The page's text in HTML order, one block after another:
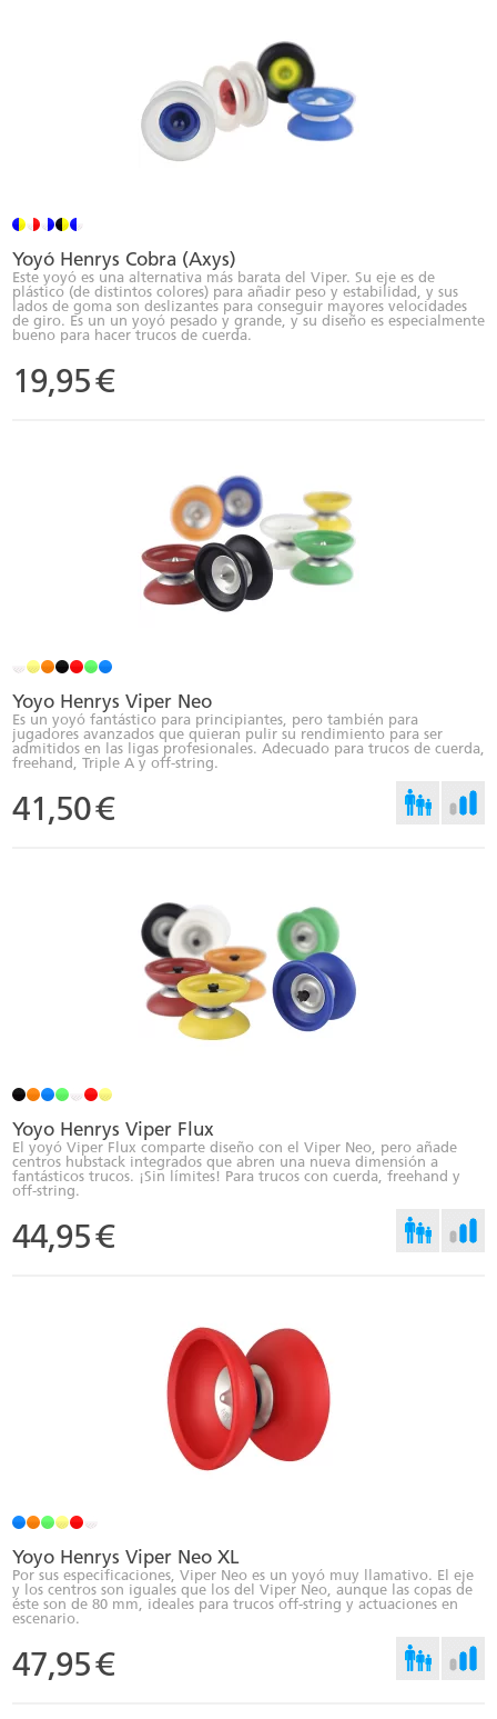
Yoyó Henrys Cobra (Axys)
Este yoyó es una alternativa más barata del Viper. Su eje es de
plástico (de distintos colores) para añadir peso y estabilidad, y sus
lados de goma son deslizantes para conseguir mayores velocidades
de giro. Es un un yoyó pesado y grande, y su diseño es especialmente
bueno para hacer trucos de cuerda.
19,95€
Yoyo Henrys Viper Neo
Es un yoyó fantástico para principiantes, pero también para
jugadores avanzados que quieran pulir su rendimiento para ser
admitidos en las ligas profesionales. Adecuado para trucos de cuerda,
freehand, Triple A y off-string.
41,50€
Yoyo Henrys Viper Flux
El yoyó Viper Flux comparte diseño con el Viper Neo, pero añade
centros hubstack integrados que abren una nueva dimensión a
fantásticos trucos. ¡Sin límites! Para trucos con cuerda, freehand y
off-string.
44,95€
Yoyo Henrys Viper Neo XL
Por sus especificaciones, Viper Neo es un yoyó muy llamativo. El eje
y los centros son iguales que los del Viper Neo, aunque las copas de
éste son de 80 mm, ideales para trucos off-string y actuaciones en
escenario.
47,95€